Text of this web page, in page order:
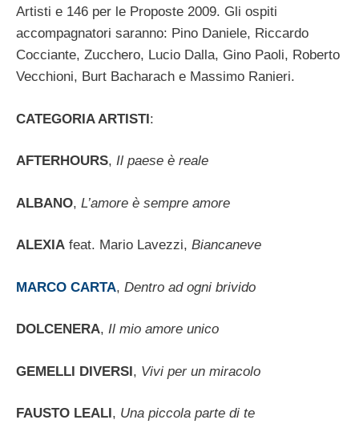
Artisti e 146 per le Proposte 2009. Gli ospiti
accompagnatori saranno: Pino Daniele, Riccardo
Cocciante, Zucchero, Lucio Dalla, Gino Paoli, Roberto
Vecchioni, Burt Bacharach e Massimo Ranieri.
CATEGORIA ARTISTI:
AFTERHOURS, Il paese è reale
ALBANO, L’amore è sempre amore
ALEXIA feat. Mario Lavezzi, Biancaneve
MARCO CARTA, Dentro ad ogni brivido
DOLCENERA, Il mio amore unico
GEMELLI DIVERSI, Vivi per un miracolo
FAUSTO LEALI , Una piccola parte di te